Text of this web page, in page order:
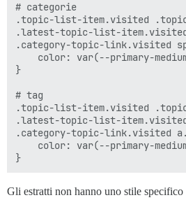
# categorie
.topic-list-item.visited
.latest-topic-list-item.visited
.category-topic-link.visited
color: var(--primary-
}
# tag
.topic-list-item.visited
.latest-topic-list-item.visited
.category-topic-link.visited
color: var(--primary-
Gli estratti non hanno uno stile